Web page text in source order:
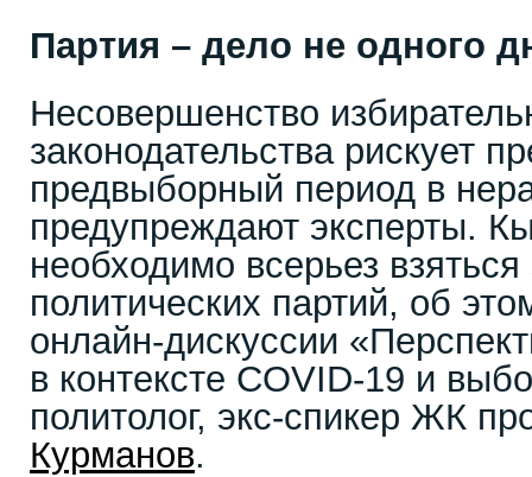
Партия – дело не одного
Несовершенство
законодательства рискует
предвыборный период в
предупреждают эксперты.
необходимо всерьез взяться
политических партий, об
онлайн-дискуссии
в контексте COVID-19 и
политолог, экс-спикер ЖК
Курманов.